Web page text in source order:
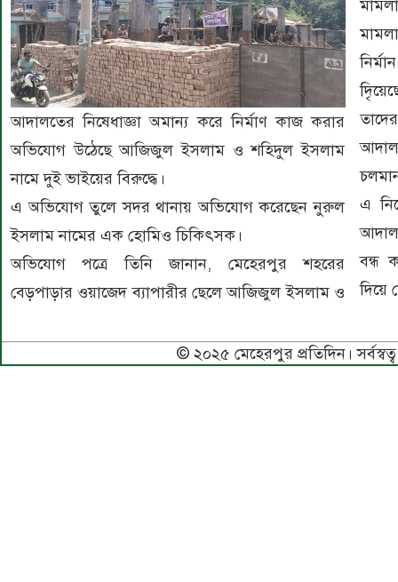
আদালতের নিষেধাজ্ঞা অমান্য করে নির্মাণ কাজ করার
অভিযোগ উঠেছে আজিজুল ইসলাম ও শহিদুল ইসলাম
নামে দুই ভাইয়ের বিরুদ্ধে।
এ অভিযোগ তুলে সদর থানায় অভিযোগ করেছেন নুরুল
ইসলাম নামের এক হোমিও চিকিৎসক।
অভিযোগ পত্রে তিনি জানান, মেহেরপুর শহরের
বেড়পাড়ার ওয়াজেদ ব্যাপারীর ছেলে আজিজুল ইসলাম ও
এ
বন্ধ
দিয়ে
© ২০২৫ মেহেরপুর প্রতিদিন। সর্বস্বত্ব